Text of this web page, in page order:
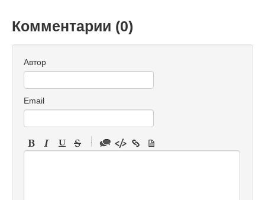
Комментарии (0)
Автор
Email
-